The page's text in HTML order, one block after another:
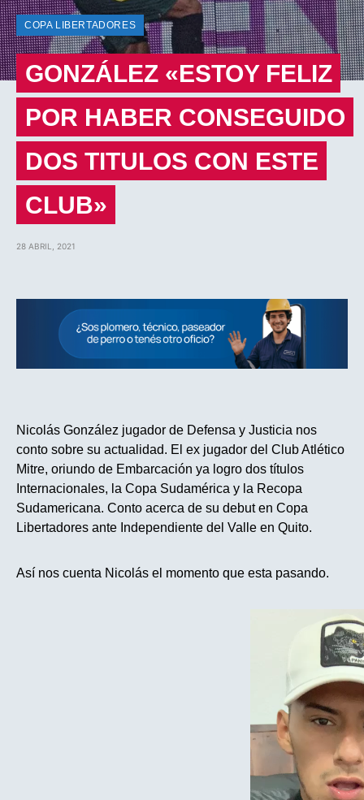
COPA LIBERTADORES
GONZÁLEZ «ESTOY FELIZ
POR HABER CONSEGUIDO
DOS TITULOS CON ESTE
CLUB»
28 ABRIL, 2021
Nicolás González jugador de Defensa y Justicia nos
conto sobre su actualidad. El ex jugador del Club Atlético
Mitre, oriundo de Embarcación ya logro dos títulos
Internacionales, la Copa Sudamérica y la Recopa
Sudamericana. Conto acerca de su debut en Copa
Libertadores ante Independiente del Valle en Quito.
Así nos cuenta Nicolás el momento que esta pasando.